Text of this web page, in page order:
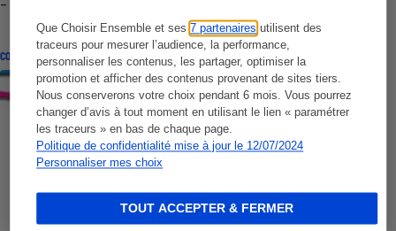
Que Choisir Ensemble et ses7 partenaires utilisent des
traceurs pour mesurer l’audience, la performance,
personnaliser les contenus, les partager, optimiser la
promotion et afficher des contenus provenant de sites tiers.
Nous conserverons votre choix pendant 6 mois. Vous pourrez
changer d’avis à tout moment en utilisant le lien « paramétrer
les traceurs » en bas de chaque page.
Politique de confidentialité mise à jour le 12/07/2024
Personnaliser mes choix
TOUT ACCEPTER & FERMER
CONSEILS